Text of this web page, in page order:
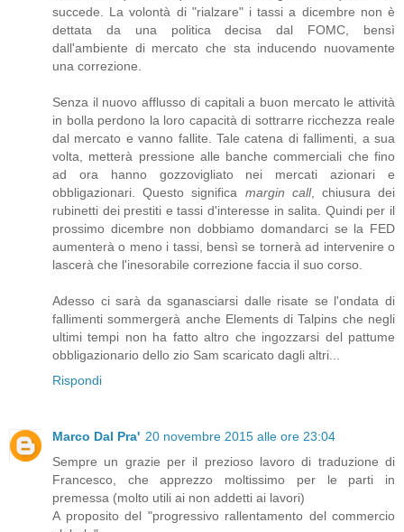
succede. La volontà di "rialzare" i tassi a dicembre non è
dettata da una politica decisa dal FOMC, bensì
dall'ambiente di mercato che sta inducendo nuovamente
una correzione.
Senza il nuovo afflusso di capitali a buon mercato le attività
in bolla perdono la loro capacità di sottrarre ricchezza reale
dal mercato e vanno fallite. Tale catena di fallimenti, a sua
volta, metterà pressione alle banche commerciali che fino
ad ora hanno gozzovigliato nei mercati azionari e
obbligazionari. Questo significa margin call, chiusura dei
rubinetti dei prestiti e tassi d'interesse in salita. Quindi per il
prossimo dicembre non dobbiamo domandarci se la FED
aumenterà o meno i tassi, bensì se tornerà ad intervenire o
lascerà che l'inesorabile correzione faccia il suo corso.
Adesso ci sarà da sganasciarsi dalle risate se l'ondata di
fallimenti sommergerà anche Elements di Talpins che negli
ultimi tempi non ha fatto altro che ingozzarsi del pattume
obbligazionario dello zio Sam scaricato dagli altri...
Rispondi
Marco Dal Pra' 20 novembre 2015 alle ore 23:04
Sempre un grazie per il prezioso lavoro di traduzione di
Francesco, che apprezzo moltissimo per le parti in
premessa (molto utili ai non addetti ai lavori)
A proposito del "progressivo rallentamento del commercio